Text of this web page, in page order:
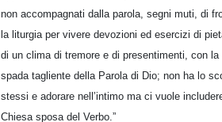
non accompagnati dalla parola, segni muti, di
la liturgia per vivere devozioni ed esercizi di
di un clima di tremore e di presentimenti, con
spada tagliente della Parola di Dio; non ha lo
stessi e adorare nell’intimo ma ci vuole
Chiesa sposa del Verbo.”